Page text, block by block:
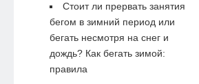
Стоит ли прервать занятия
бегом в зимний период или
бегать несмотря на снег и
дождь? Как бегать зимой:
правила